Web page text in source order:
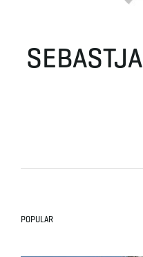
POPULAR